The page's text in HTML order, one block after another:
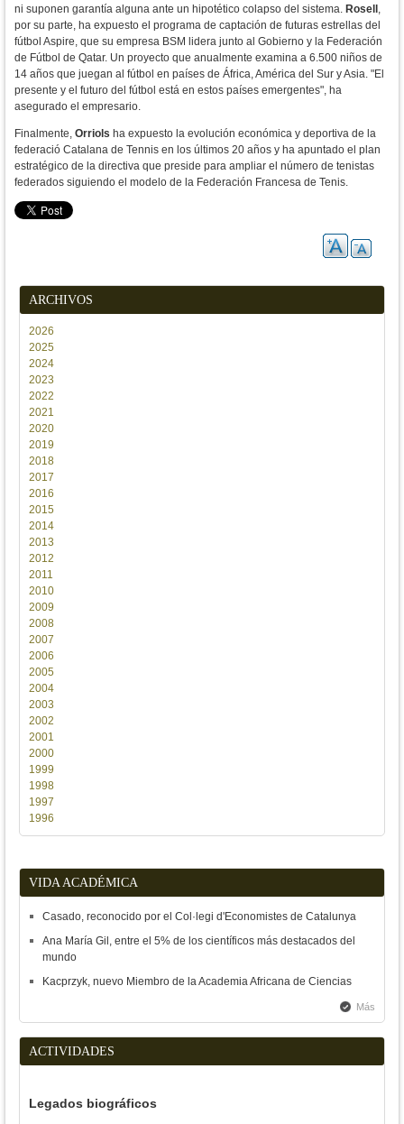
ni suponen garantía alguna ante un hipotético colapso del sistema. Rosell ,
por su parte, ha expuesto el programa de captación de futuras estrellas del
fútbol Aspire, que su empresa BSM lidera junto al Gobierno y la Federación
de Fútbol de Qatar. Un proyecto que anualmente examina a 6.500 niños de
14 años que juegan al fútbol en países de África, América del Sur y Asia. "El
presente y el futuro del fútbol está en estos países emergentes", ha
asegurado el empresario.
Finalmente, Orriols ha expuesto la evolución económica y deportiva de la
federació Catalana de Tennis en los últimos 20 años y ha apuntado el plan
estratégico de la directiva que preside para ampliar el número de tenistas
federados siguiendo el modelo de la Federación Francesa de Tenis.
ARCHIVOS
2026
2025
2024
2023
2022
2021
2020
2019
2018
2017
2016
2015
2014
2013
2012
2011
2010
2009
2008
2007
2006
2005
2004
2003
2002
2001
2000
1999
1998
1997
1996
VIDA ACADÉMICA
Casado, reconocido por el Col·legi d'Economistes de Catalunya
Ana María Gil, entre el 5% de los científicos más destacados del
mundo
Kacprzyk, nuevo Miembro de la Academia Africana de Ciencias
Más
ACTIVIDADES
Legados biográficos